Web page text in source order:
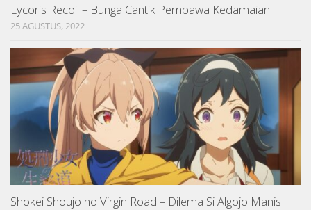
Lycoris Recoil – Bunga Cantik Pembawa Kedamaian
25 AGUSTUS, 2022
Shokei Shoujo no Virgin Road – Dilema Si Algojo Manis